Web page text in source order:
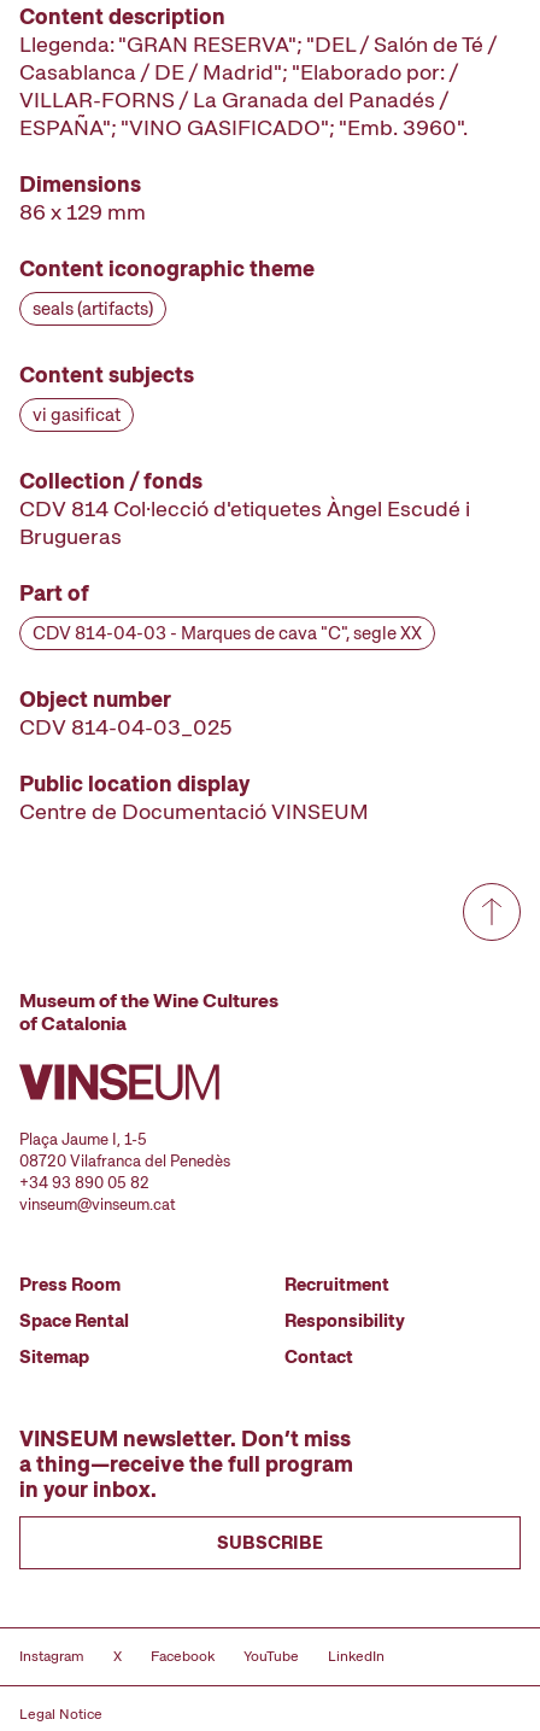
Content description
Llegenda: "GRAN RESERVA"; "DEL / Salón de Té /
Casablanca / DE / Madrid"; "Elaborado por: /
VILLAR-FORNS / La Granada del Panadés /
ESPAÑA"; "VINO GASIFICADO"; "Emb. 3960".
Dimensions
86 x 129 mm
Content iconographic theme
seals (artifacts)
Content subjects
vi gasificat
Collection / fonds
CDV 814 Col·lecció d'etiquetes Àngel Escudé i
Brugueras
Part of
CDV 814-04-03 - Marques de cava "C", segle XX
Object number
CDV 814-04-03_025
Public location display
Centre de Documentació VINSEUM
Museum of the Wine Cultures
of Catalonia
Plaça Jaume I, 1-5
08720 Vilafranca del Penedès
+34 93 890 05 82
vinseum@vinseum.cat
Press Room
Space Rental
Sitemap
Recruitment
Responsibility
Contact
VINSEUM newsletter. Don’t miss
a thing—receive the full program
in your inbox.
SUBSCRIBE
Instagram X Facebook YouTube LinkedIn
Legal Notice